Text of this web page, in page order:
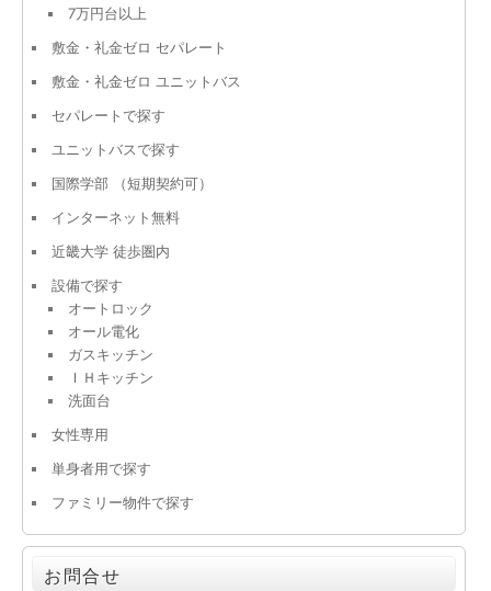
7万円台以上
敷金・礼金ゼロ セパレート
敷金・礼金ゼロ ユニットバス
セパレートで探す
ユニットバスで探す
国際学部 （短期契約可）
インターネット無料
近畿大学 徒歩圏内
設備で探す
オートロック
オール電化
ガスキッチン
ＩＨキッチン
洗面台
女性専用
単身者用で探す
ファミリー物件で探す
お問合せ